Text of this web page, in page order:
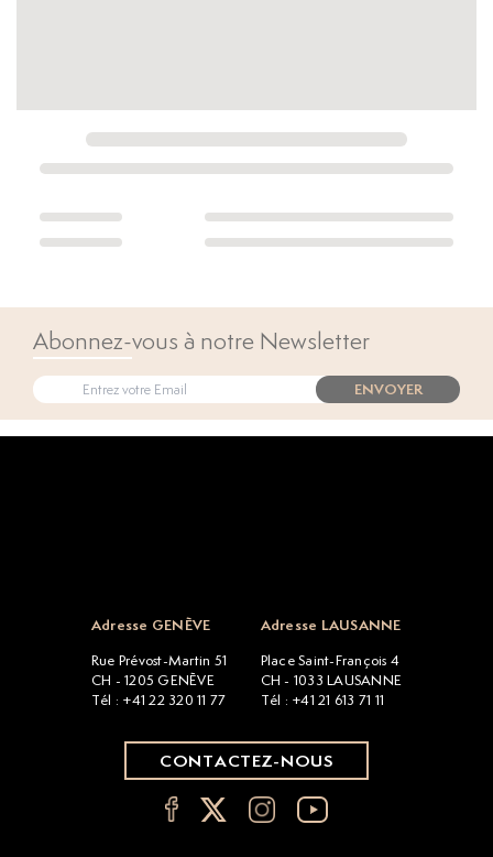
Abonnez-vous à notre Newsletter
ENVOYER
Adresse GENÈVE
Rue Prévost-Martin 51
CH - 1205 GENÈVE
Tél : +41 22 320 11 77
Adresse LAUSANNE
Place Saint-François 4
CH - 1033 LAUSANNE
Tél : +41 21 613 71 11
CONTACTEZ-NOUS